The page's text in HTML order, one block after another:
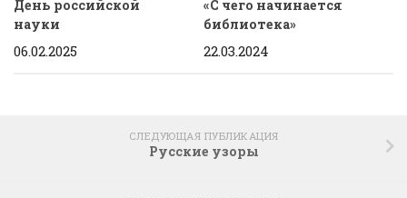
День российской
науки
06.02.2025
«С чего начинается
библиотека»
22.03.2024
СЛЕДУЮЩАЯ ПУБЛИКАЦИЯ
Русские узоры